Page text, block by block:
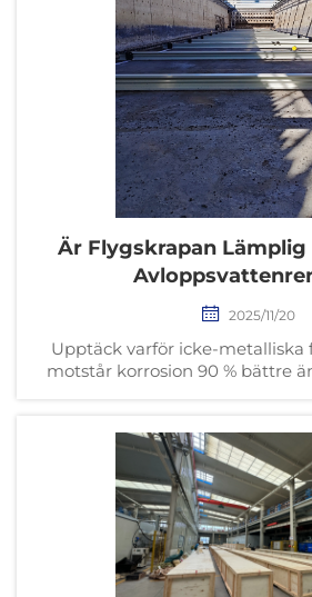
Är Flygskrapan
2025/11/20
Upptäck varför icke-metalliska
motstår korrosion 90 % bättre
avloppsvatten med högt
mer.